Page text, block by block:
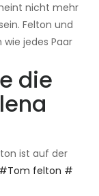
nicht mehr
Felton und
jedes Paar
die
ist auf der
#Tom felton #